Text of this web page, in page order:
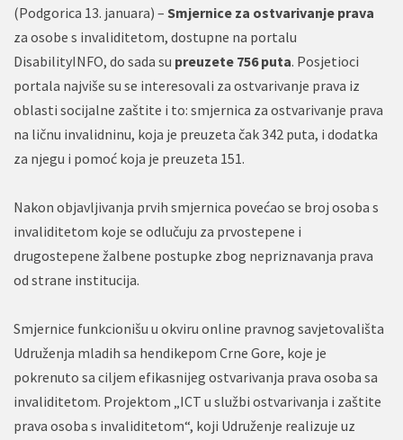
(Podgorica 13. januara) – Smjernice za ostvarivanje prava
za osobe s invaliditetom, dostupne na portalu
DisabilityINFO, do sada su preuzete 756 puta. Posjetioci
portala najviše su se interesovali za ostvarivanje prava iz
oblasti socijalne zaštite i to: smjernica za ostvarivanje prava
na ličnu invalidninu, koja je preuzeta čak 342 puta, i dodatka
za njegu i pomoć koja je preuzeta 151.
Nakon objavljivanja prvih smjernica povećao se broj osoba s
invaliditetom koje se odlučuju za prvostepene i
drugostepene žalbene postupke zbog nepriznavanja prava
od strane institucija.
Smjernice funkcionišu u okviru online pravnog savjetovališta
Udruženja mladih sa hendikepom Crne Gore, koje je
pokrenuto sa ciljem efikasnijeg ostvarivanja prava osoba sa
invaliditetom. Projektom „ICT u službi ostvarivanja i zaštite
prava osoba s invaliditetom“, koji Udruženje realizuje uz